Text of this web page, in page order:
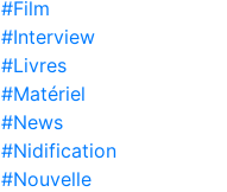
#Film
#Interview
#Livres
#Matériel
#News
#Nidification
#Nouvelle